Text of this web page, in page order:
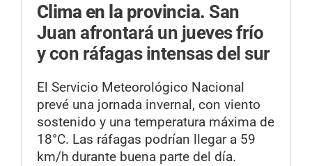
Clima en la provincia. San
Juan afrontará un jueves frío
y con ráfagas intensas del sur
El Servicio Meteorológico Nacional
prevé una jornada invernal, con viento
sostenido y una temperatura máxima de
18°C. Las ráfagas podrían llegar a 59
km/h durante buena parte del día.